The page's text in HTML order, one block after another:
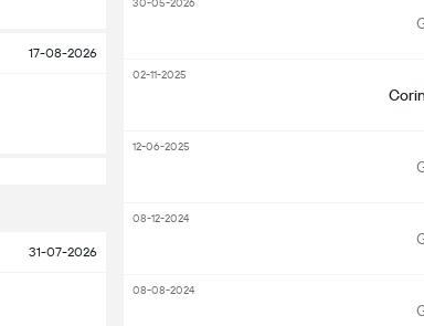
17-08-2026
31-07-2026
02-11-2025
12-06-2025
08-12-2024
08-08-2024